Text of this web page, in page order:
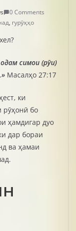
0 Comments
, гурӯҳҳо
симои (рӯи)
Масалҳо 27:17
ки
рӯҳонӣ бо
ҳамдигар дуо
дар бораи
ва ҳамаи